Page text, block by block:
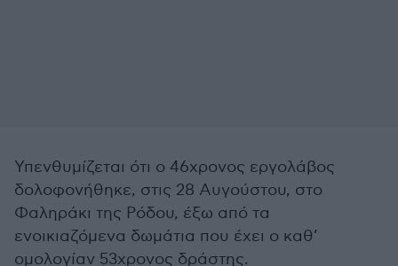
Υπενθυμίζεται ότι ο 46χρονος εργολάβος
δολοφονήθηκε, στις 28 Αυγούστου, στο
Φαληράκι της Ρόδου, έξω από τα
ενοικιαζόμενα δωμάτια που έχει ο καθ’
ομολογίαν 53χρονος δράστης.